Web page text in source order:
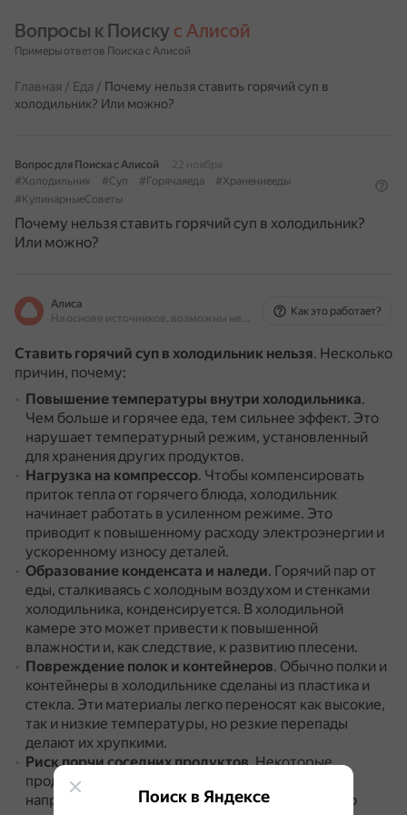
Вопросы к Поиску с Алисой
Примеры ответов Поиска с Алисой
Главная / Еда / Почему нельзя ставить горячий суп в
холодильник? Или можно?
Вопрос для Поиска с Алисой
22 ноября
#Холодильник
#Суп #Горячаяеда
#Хранениееды
#КулинарныеСоветы
Почему нельзя ставить горячий суп в холодильник?
Или можно?
Алиса
На основе источников, возможны неточности
Как это работает?
Ставить горячий суп в холодильник нельзя. Несколько
причин, почему:
Повышение температуры внутри холодильника.
Чем больше и горячее еда, тем сильнее эффект. Это
нарушает температурный режим, установленный
для хранения других продуктов.
Нагрузка на компрессор. Чтобы компенсировать
приток тепла от горячего блюда, холодильник
начинает работать в усиленном режиме. Это
приводит к повышенному расходу электроэнергии и
ускоренному износу деталей.
Образование конденсата и наледи. Горячий пар от
еды, сталкиваясь с холодным воздухом и стенками
холодильника, конденсируется. В холодильной
камере это может привести к повышенной
влажности и, как следствие, к развитию плесени.
Повреждение полок и контейнеров. Обычно полки и
контейнеры в холодильнике сделаны из пластика и
стекла. Эти материалы легко переносят как высокие,
так и низкие температуры, но резкие перепады
делают их хрупкими.
Риск порчи соседних продуктов.Некоторые
продукты могут начать быстрее портиться,
например, молоко скиснет раньше положенного
Поиск в Яндексе